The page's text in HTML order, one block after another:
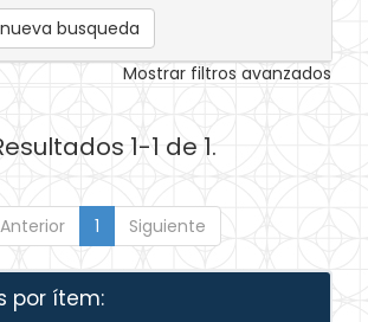
busqueda
Mostrar filtros avanzados
1-1 de 1.
Anterior 1 Siguiente
por ítem: